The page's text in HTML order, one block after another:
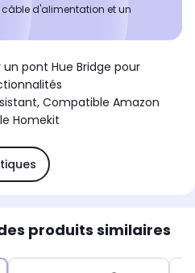
câble d'alimentation et un
pont Hue Bridge pour
Compatible Amazon
Homekit
produits similaires